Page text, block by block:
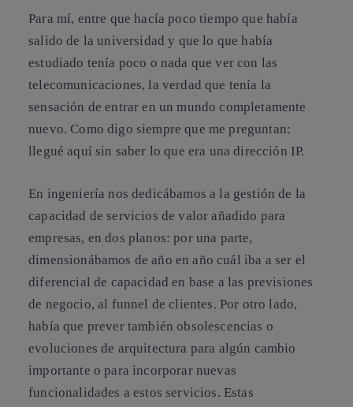
Para mí, entre que hacía poco tiempo que había
salido de la universidad y que lo que había
estudiado tenía poco o nada que ver con las
telecomunicaciones, la verdad que tenía la
sensación de entrar en un mundo completamente
nuevo. Como digo siempre que me preguntan:
llegué aquí sin saber lo que era una dirección IP.
En ingeniería nos dedicábamos a la gestión de la
capacidad de servicios de valor añadido para
empresas, en dos planos: por una parte,
dimensionábamos de año en año cuál iba a ser el
diferencial de capacidad en base a las previsiones
de negocio, al funnel de clientes. Por otro lado,
había que prever también obsolescencias o
evoluciones de arquitectura para algún cambio
importante o para incorporar nuevas
funcionalidades a estos servicios. Estas